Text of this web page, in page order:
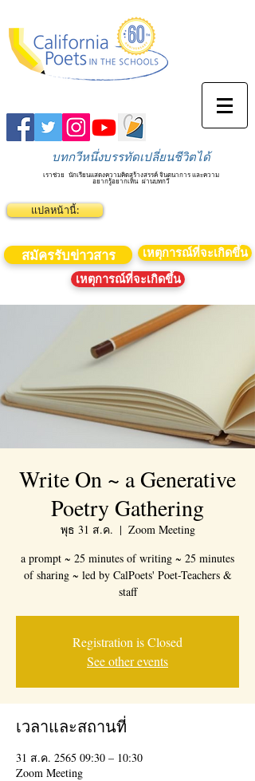
บทกวีหนึ่งบรรทัดเปลี่ยนชีวิตได้
เราช่วย นักเรียนแสดงความคิดสร้างสรรค์ จินตนาการ และความ
อยากรู้อยากเห็น ผ่านบทกวี
แปลหน้านี้:
สมัครรับข่าวสาร
เหตุการณ์ที่จะเกิดขึ้น
เหตุการณ์ที่จะเกิดขึ้น
Write On ~ a Generative
Poetry Gathering
พุธ 31 ส.ค.
  |
Zoom Meeting
a prompt ~ 25 minutes of writing ~ 25 minutes
of sharing ~ led by CalPoets' Poet-Teachers &
staff
Registration is Closed
See other events
เวลาและสถานที่
31 ส.ค. 2565 09:30 – 10:30
Zoom Meeting